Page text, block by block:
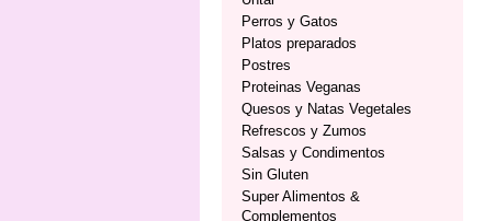
Perros y Gatos
Platos preparados
Postres
Proteinas Veganas
Quesos y Natas Vegetales
Refrescos y Zumos
Salsas y Condimentos
Sin Gluten
Super Alimentos &
Complementos